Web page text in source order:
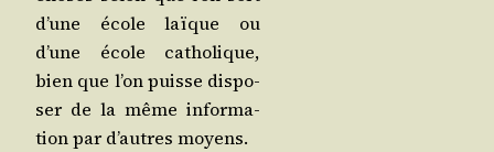
d’une école laïque ou
d’une école catho­lique,
bien que l’on puisse dis­po­
ser de la même infor­ma­
tion par d’autres moyens.